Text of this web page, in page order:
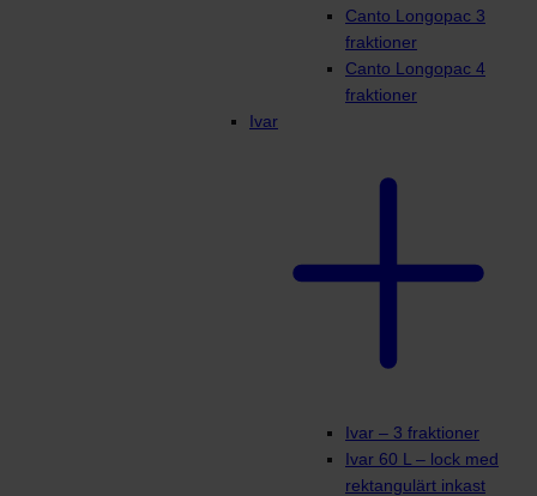
Canto Longopac 3
fraktioner
Canto Longopac 4
fraktioner
Ivar
Ivar – 3 fraktioner
Ivar 60 L – lock med
rektangulärt inkast